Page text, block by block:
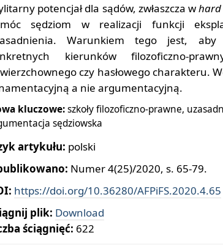
potencjał dla sądów, zwłaszcza whard
sędziom w realizacji funkcji
Warunkiem tego jest, aby
kierunków filozoficzno-
czy hasłowego charakteru.
a nie argumentacyjną.
kluczowe:szkoły filozoficzno-prawne,
sędziowska
artykułu: polski
Numer 4(25)/2020, s. 65-79.
https://doi.org/10.36280/AFPiFS.2020.4.65
plik: Download
ściągnięć: 622